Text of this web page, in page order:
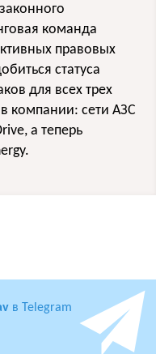
команда
правовых
статуса
для всех трех
компании: сети АЗС
а теперь
в Telegram